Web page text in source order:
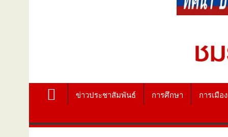
ข่าวประชาสัมพันธ์ การศึกษา การเมือง